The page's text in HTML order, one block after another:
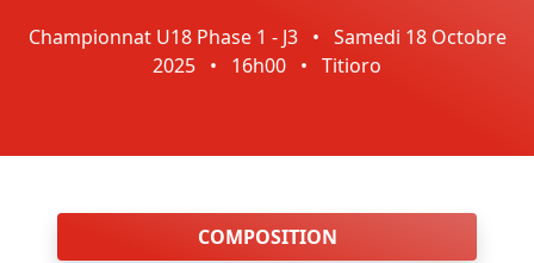
Championnat U18 Phase 1 - J3 • Samedi 18 Octobre
2025 • 16h00 • Titioro
COMPOSITION